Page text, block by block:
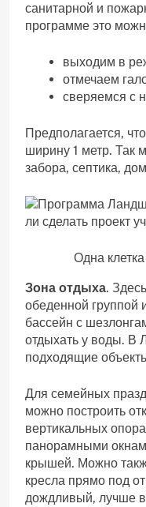
санитарной и
программе это
выходим в
отмечаем
сверяемся с
Предполагается,
ширину 1 метр. Так
забора, септика,
Одна
Зона отдыха.
обеденной группой
бассейн с
отдыхать у воды. В
подходящие
Для семейных
можно построить
вертикальных
панорамными
крышей. Можно
кресла прямо под
дождливый, лучше